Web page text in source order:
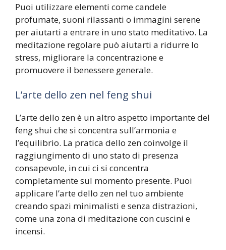
Puoi utilizzare elementi come candele
profumate, suoni rilassanti o immagini serene
per aiutarti a entrare in uno stato meditativo. La
meditazione regolare può aiutarti a ridurre lo
stress, migliorare la concentrazione e
promuovere il benessere generale.
L’arte dello zen nel feng shui
L’arte dello zen è un altro aspetto importante del
feng shui che si concentra sull’armonia e
l’equilibrio. La pratica dello zen coinvolge il
raggiungimento di uno stato di presenza
consapevole, in cui ci si concentra
completamente sul momento presente. Puoi
applicare l’arte dello zen nel tuo ambiente
creando spazi minimalisti e senza distrazioni,
come una zona di meditazione con cuscini e
incensi.